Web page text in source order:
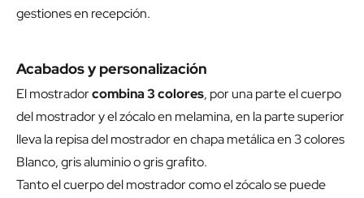
gestiones en recepción.
Acabados y personalización
El mostradorcombina 3 colores, por una parte el cuerpo
del mostrador y el zócalo en melamina, en la parte superior
lleva la repisa del mostrador en chapa metálica en 3 colores
Blanco, gris aluminio o gris grafito.
Tanto el cuerpo del mostrador como el zócalo se puede